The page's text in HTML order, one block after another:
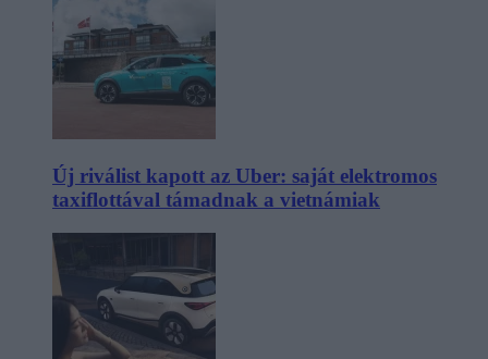
Új riválist kapott az Uber: saját elektromos
taxiflottával támadnak a vietnámiak